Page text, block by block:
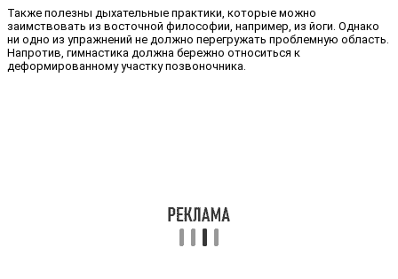
Также полезны дыхательные практики, которые можно
заимствовать из восточной философии, например, из йоги. Однако
ни одно из упражнений не должно перегружать проблемную область.
Напротив, гимнастика должна бережно относиться к
деформированному участку позвоночника.